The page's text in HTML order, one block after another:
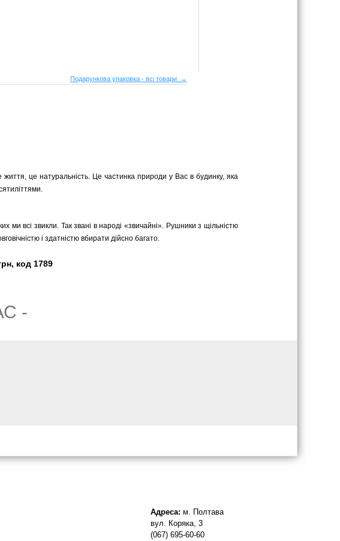
Подарункова упаковка - всі товари →
це натуральність. Це частинка природи у Вас в будинку, яка
ми всі звикли. Так звані в народі «звичайні». Рушники з щільністю
і здатністю вбирати дійсно багато.
код 1789
-
Адреса: м. Полтава
вул. Коряка, 3
(067) 695-60-60